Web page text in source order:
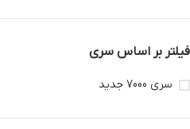
فیلتر بر اساس سری
سری 7000 جدید